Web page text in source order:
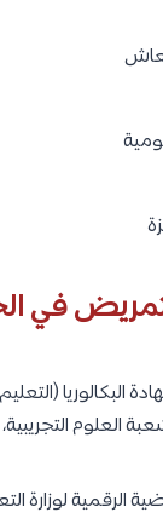
في
البكالوريا
العلوم
الرقمية لوزارة